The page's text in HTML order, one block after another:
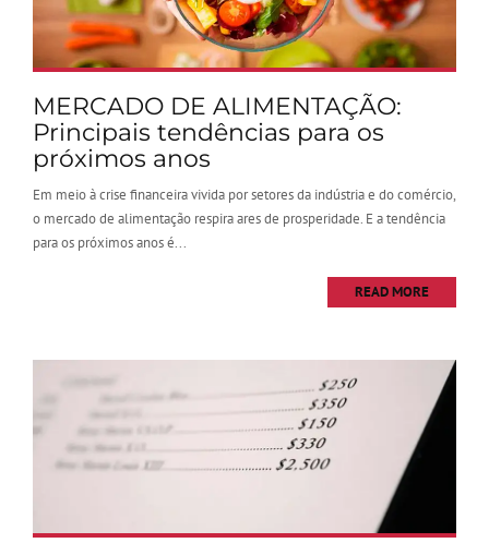
MERCADO DE ALIMENTAÇÃO:
Principais tendências para os
próximos anos
Em meio à crise financeira vivida por setores da indústria e do comércio,
o mercado de alimentação respira ares de prosperidade. E a tendência
para os próximos anos é...
READ MORE